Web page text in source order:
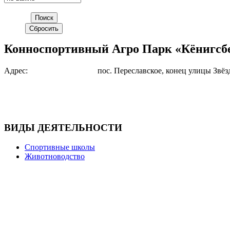
Конноспортивный Агро Парк
Адрес: пос. Переславское, конец улицы
ВИДЫ ДЕЯТЕЛЬНОСТИ
Спортивные школы
Животноводство